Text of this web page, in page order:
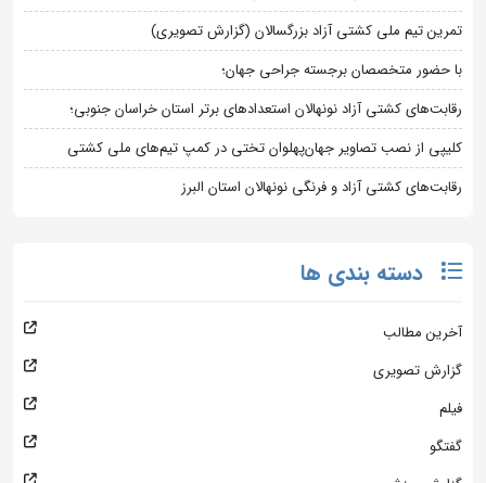
تمرین تیم ملی کشتی آزاد بزرگسالان (گزارش تصویری)
با حضور متخصصان برجسته جراحی جهان؛
رقابت‌های کشتی آزاد نونهالان استعدادهای برتر استان خراسان جنوبی؛
کلیپی از نصب تصاویر جهان‌پهلوان تختی در کمپ تیم‌های ملی کشتی
رقابت‌های کشتی آزاد و فرنگی نونهالان استان البرز
دسته بندی ها
آخرین مطالب
گزارش تصویری
فیلم
گفتگو